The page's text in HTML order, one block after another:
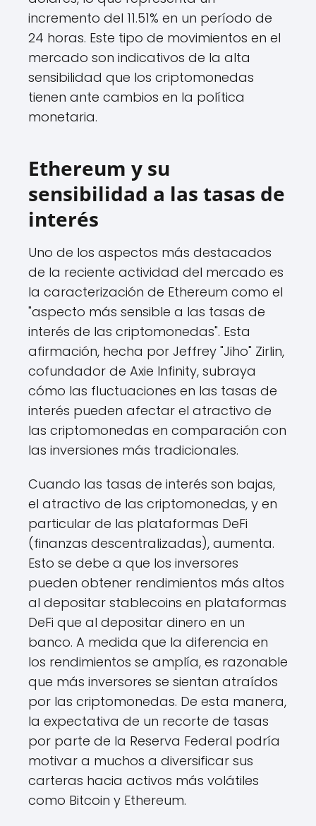
incremento del 11.51% en un período de
24 horas. Este tipo de movimientos en el
mercado son indicativos de la alta
sensibilidad que los criptomonedas
tienen ante cambios en la política
monetaria.
Ethereum y su
sensibilidad a las tasas de
interés
Uno de los aspectos más destacados
de la reciente actividad del mercado es
la caracterización de Ethereum como el
"aspecto más sensible a las tasas de
interés de las criptomonedas". Esta
afirmación, hecha por Jeffrey "Jiho" Zirlin,
cofundador de Axie Infinity, subraya
cómo las fluctuaciones en las tasas de
interés pueden afectar el atractivo de
las criptomonedas en comparación con
las inversiones más tradicionales.
Cuando las tasas de interés son bajas,
el atractivo de las criptomonedas, y en
particular de las plataformas DeFi
(finanzas descentralizadas), aumenta.
Esto se debe a que los inversores
pueden obtener rendimientos más altos
al depositar stablecoins en plataformas
DeFi que al depositar dinero en un
banco. A medida que la diferencia en
los rendimientos se amplía, es razonable
que más inversores se sientan atraídos
por las criptomonedas. De esta manera,
la expectativa de un recorte de tasas
por parte de la Reserva Federal podría
motivar a muchos a diversificar sus
carteras hacia activos más volátiles
como Bitcoin y Ethereum.